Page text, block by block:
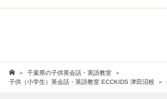
千葉県の子供英会話・英語教室
子供（小学生）英会話・英語教室 ECCKIDS 津田沼校